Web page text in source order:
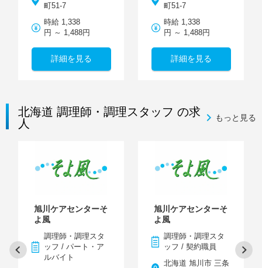
町51-7
時給 1,338
円 ～ 1,488円
詳細を見る
町51-7
時給 1,338
円 ～ 1,488円
詳細を見る
北海道 調理師・調理スタッフ の求
人
もっと見る
旭川ケアセンターそ
よ風
調理師・調理スタ
ッフ / パート・ア
ルバイト
旭川ケアセンターそ
よ風
調理師・調理スタ
ッフ / 契約職員
北海道 旭川市 三条